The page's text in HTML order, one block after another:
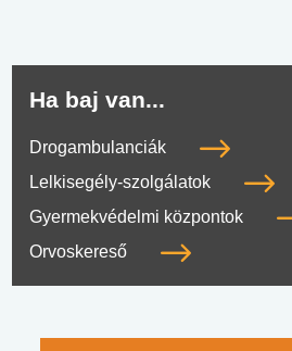
Ha baj van...
Drogambulanciák
Lelkisegély-szolgálatok
Gyermekvédelmi központok
Orvoskereső